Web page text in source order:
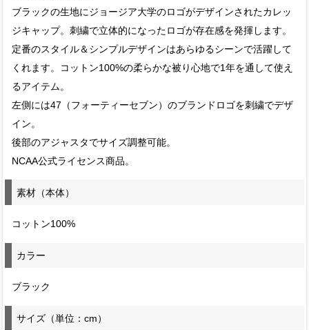
ブラックの生地にジョージア大学のロゴがデザインされたカレッ
ジキャップ。刺繍で立体的になったロゴが存在感を発揮します。
定番のスタイル＆シンプルデザインはあらゆるシーンで活躍して
くれます。コットン100%の柔らかな被り心地で1年を通して使え
るアイテム。
左側には47（フォーティーセブン）のブランドロゴを刺繍でデザ
イン。
後部のアジャスタでサイズ調整可能。
NCAA公式ライセンス商品。
素材（本体）
コットン100%
カラー
ブラック
サイズ（単位：cm）